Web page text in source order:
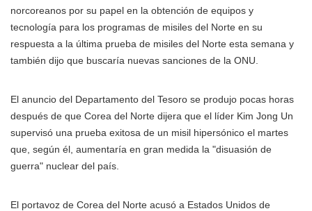
norcoreanos por su papel en la obtención de equipos y
tecnología para los programas de misiles del Norte en su
respuesta a la última prueba de misiles del Norte esta semana y
también dijo que buscaría nuevas sanciones de la ONU.
El anuncio del Departamento del Tesoro se produjo pocas horas
después de que Corea del Norte dijera que el líder Kim Jong Un
supervisó una prueba exitosa de un misil hipersónico el martes
que, según él, aumentaría en gran medida la "disuasión de
guerra" nuclear del país.
El portavoz de Corea del Norte acusó a Estados Unidos de